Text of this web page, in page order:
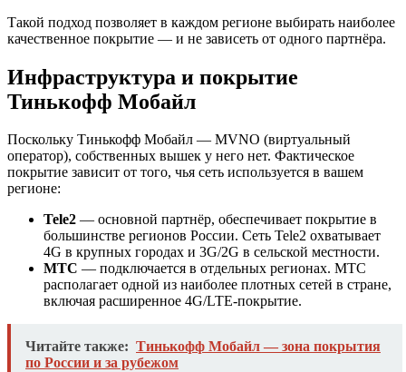
Такой подход позволяет в каждом регионе выбирать наиболее
качественное покрытие — и не зависеть от одного партнёра.
Инфраструктура и покрытие
Тинькофф Мобайл
Поскольку Тинькофф Мобайл — MVNO (виртуальный
оператор), собственных вышек у него нет. Фактическое
покрытие зависит от того, чья сеть используется в вашем
регионе:
Tele2 — основной партнёр, обеспечивает покрытие в
большинстве регионов России. Сеть Tele2 охватывает
4G в крупных городах и 3G/2G в сельской местности.
МТС — подключается в отдельных регионах. МТС
располагает одной из наиболее плотных сетей в стране,
включая расширенное 4G/LTE-покрытие.
Читайте также: Тинькофф Мобайл — зона покрытия
по России и за рубежом